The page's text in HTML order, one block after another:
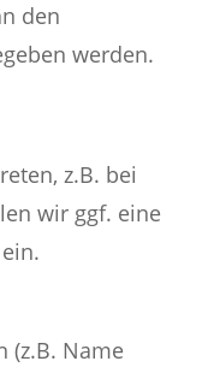
den
werden.
z.B. bei
wir ggf. eine
(z.B. Name